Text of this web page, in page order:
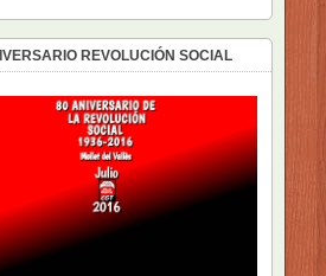
REVOLUCIÓN SOCIAL